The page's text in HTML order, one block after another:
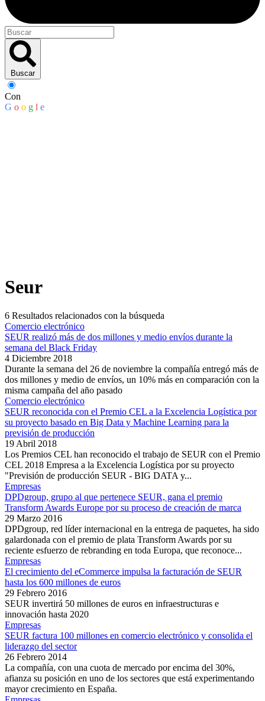
Buscar
Con
G o o g l e
Seur
6 Resultados relacionados con la búsqueda
Comercio electrónico
SEUR realizó más de dos millones y medio envíos durante la
semana del Black Friday
4 Diciembre 2018
Durante la semana del 26 de noviembre la compañía entregó más de
dos millones y medio de envíos, un 10% más en comparación con la
misma campaña del año pasado
Comercio electrónico
SEUR reconocida con el Premio CEL a la Excelencia Logística por
su proyecto basado en Big Data y Machine Learning para la
previsión de producción
19 Abril 2018
Los Premios CEL han reconocido el trabajo de SEUR con el Premio
CEL 2018 Empresa a la Excelencia Logística por su proyecto
"Previsión de producción SEUR - BIG DATA y...
Empresas
DPDgroup, grupo al que pertenece SEUR, gana el premio
Transform Awards Europe por su proceso de creación de marca
29 Marzo 2016
DPDgroup, red líder internacional en la entrega de paquetes, ha sido
galardonada con el premio de plata Transform Awards por su
reciente esfuerzo de rebranding en toda Europa, que reconoce...
Empresas
El crecimiento del eCommerce impulsa la facturación de SEUR
hasta los 600 millones de euros
29 Febrero 2016
SEUR invertirá 50 millones de euros en infraestructuras e
innovación hasta 2020
Empresas
SEUR factura 100 millones en comercio electrónico y consolida el
liderazgo del sector
26 Febrero 2014
La compañía, con una cuota de mercado por encima del 30%,
afianza su posición en uno de los sectores que está experimentando
mayor crecimiento en España.